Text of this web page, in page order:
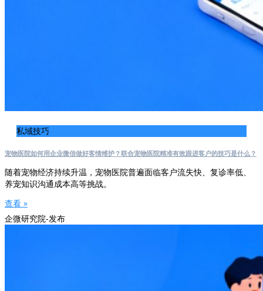
私域技巧
宠物医院如何用企业微信做好客情维护？联合宠物医院精准有效跟进客户的技巧是什么？
随着宠物经济持续升温，宠物医院普遍面临客户流失快、复诊率低、
养宠知识沟通成本高等挑战。
查看 »
企微研究院-发布